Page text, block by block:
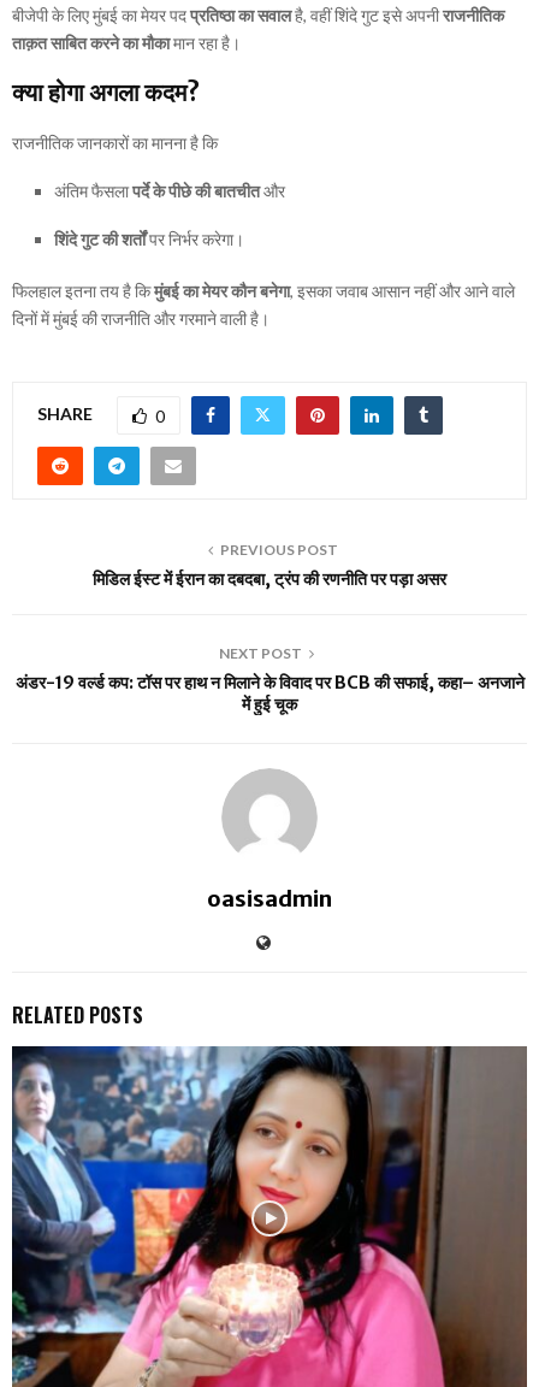
बीजेपी के लिए मुंबई का मेयर पदप्रतिष्ठा का सवालहै, वहीं शिंदे गुट इसे अपनीराजनीतिक
ताक़त साबित करने का मौकामान रहा है।
क्या होगा अगला कदम?
राजनीतिक जानकारों का मानना है कि
अंतिम फैसलापर्दे के पीछे की बातचीतऔर
शिंदे गुट की शर्तोंपर निर्भर करेगा।
फिलहाल इतना तय है किमुंबई का मेयर कौन बनेगा, इसका जवाब आसान नहीं और आने वाले
दिनों में मुंबई की राजनीति और गरमाने वाली है।
SHARE 0
PREVIOUS POST
मिडिल ईस्ट में ईरान का दबदबा, ट्रंप की रणनीति पर पड़ा असर
NEXT POST
अंडर-19 वर्ल्ड कप: टॉस पर हाथ न मिलाने के विवाद पर BCB की सफाई, कहा– अनजाने
में हुई चूक
oasisadmin
RELATED POSTS